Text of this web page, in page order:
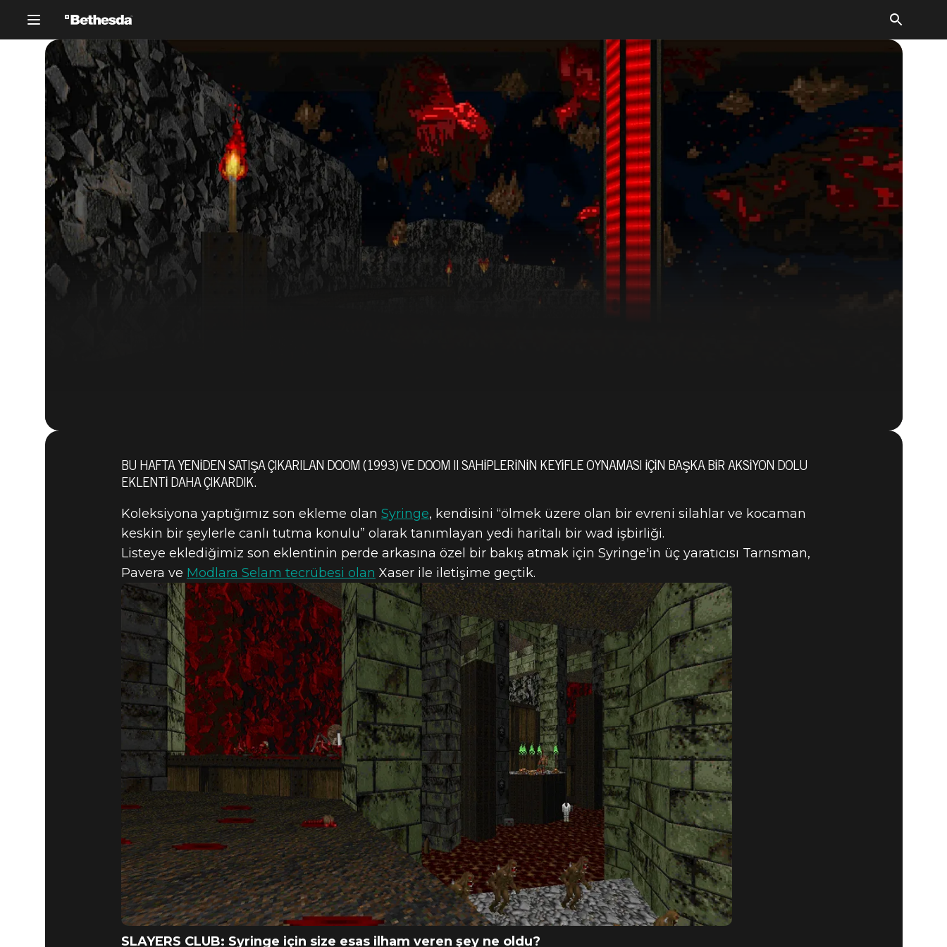
DOOM
DOOM + DOOM II 16 Nisan 2021
MODLARA SELAM RÖPORTAJI:
SYRINGE
BU HAFTA YENIDEN SATIŞA ÇIKARILAN DOOM (1993) VE DOOM II SAHIPLERININ KEYIFLE OYNAMASI IÇIN BAŞKA BIR AKSIYON DOLU
EKLENTI DAHA ÇIKARDIK.
Koleksiyona yaptığımız son ekleme olan Syringe, kendisini “ölmek üzere olan bir evreni silahlar ve kocaman
keskin bir şeylerle canlı tutma konulu” olarak tanımlayan yedi haritalı bir wad işbirliği.
Listeye eklediğimiz son eklentinin perde arkasına özel bir bakış atmak için Syringe'in üç yaratıcısı Tarnsman,
Pavera ve Modlara Selam tecrübesi olan Xaser ile iletişime geçtik.
SLAYERS CLUB: Syringe için size esas ilham veren şey ne oldu?